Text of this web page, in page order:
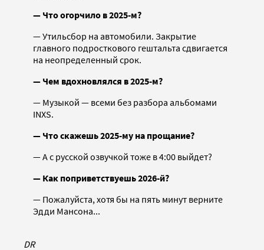
— Что огорчило в 2025-м?
— Утильсбор на автомобили. Закрытие
главного подросткового гештальта сдвигается
на неопределенный срок.
— Чем вдохновлялся в 2025-м?
— Музыкой — всеми без разбора альбомами
INXS.
— Что скажешь 2025-му на прощание?
— А с русской озвучкой тоже в 4:00 выйдет?
— Как поприветствуешь 2026-й?
— Пожалуйста, хотя бы на пять минут верните
Эдди Мансона...
DR